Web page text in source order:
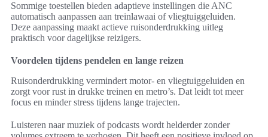
Sommige toestellen bieden adaptieve instellingen die ANC
automatisch aanpassen aan treinlawaai of vliegtuiggeluiden.
Deze aanpassing maakt actieve ruisonderdrukking uitleg
praktisch voor dagelijkse reizigers.
Voordelen tijdens pendelen en lange reizen
Ruisonderdrukking vermindert motor- en vliegtuiggeluiden en
zorgt voor rust in drukke treinen en metro’s. Dat leidt tot meer
focus en minder stress tijdens lange trajecten.
Luisteren naar muziek of podcasts wordt helderder zonder